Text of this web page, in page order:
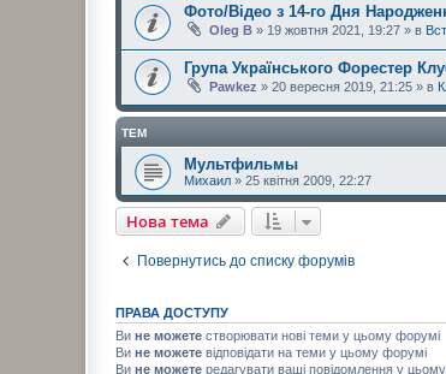
Фото/Відео з 14-го Дня
Oleg B » 19 жовтня 2021, 19:27 » в
Група Українського Форестер
Pawkez » 20 вересня 2019, 21:25 » в
ТЕМ
Мультфильмы
Михаил » 25 квітня 2009, 22:27
Нова тема
Повернутись до списку форумів
ПРАВА ДОСТУПУ
Ви не можете створювати нові теми у цьому форумі
Ви не можете відповідати на теми у цьому форумі
Ви не можете редагувати ваші повідомлення у